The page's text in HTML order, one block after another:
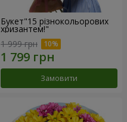
Букет"15 різнокольорових
хризантем!"
1 999 грн
Замовити